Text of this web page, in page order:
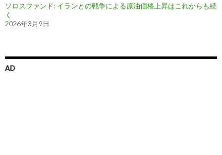
ソロスファンド: イランとの戦争による原油価格上昇はこれからも続
く
2026年3月9日
AD